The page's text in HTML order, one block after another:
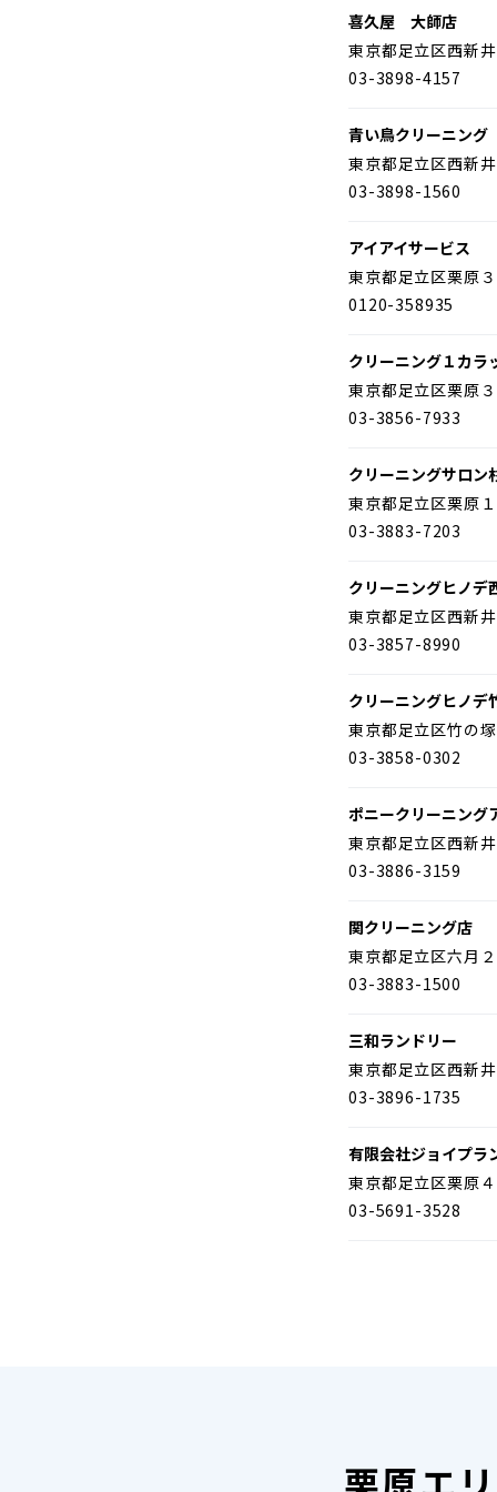
喜久屋 大師店
東京都足立区西新
03-3898-4157
青い鳥クリーニン
東京都足立区西新
03-3898-1560
アイアイサービス
東京都足立区栗原
0120-358935
クリーニング１カラ
東京都足立区栗原
03-3856-7933
クリーニングサロン
東京都足立区栗原
03-3883-7203
クリーニングヒノデ
東京都足立区西新
03-3857-8990
クリーニングヒノデ
東京都足立区竹の
03-3858-0302
ポニークリーニング
東京都足立区西新
03-3886-3159
関クリーニング店
東京都足立区六月
03-3883-1500
三和ランドリー
東京都足立区西新
03-3896-1735
有限会社ジョイプラ
東京都足立区栗原
03-5691-3528